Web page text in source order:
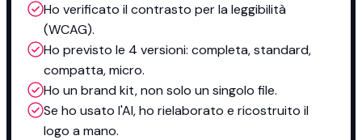
Ho verificato il contrasto per la leggibilità
(WCAG).
Ho previsto le 4 versioni: completa, standard,
compatta, micro.
Ho un brand kit, non solo un singolo file.
Se ho usato l'AI, ho rielaborato e ricostruito il
logo a mano.